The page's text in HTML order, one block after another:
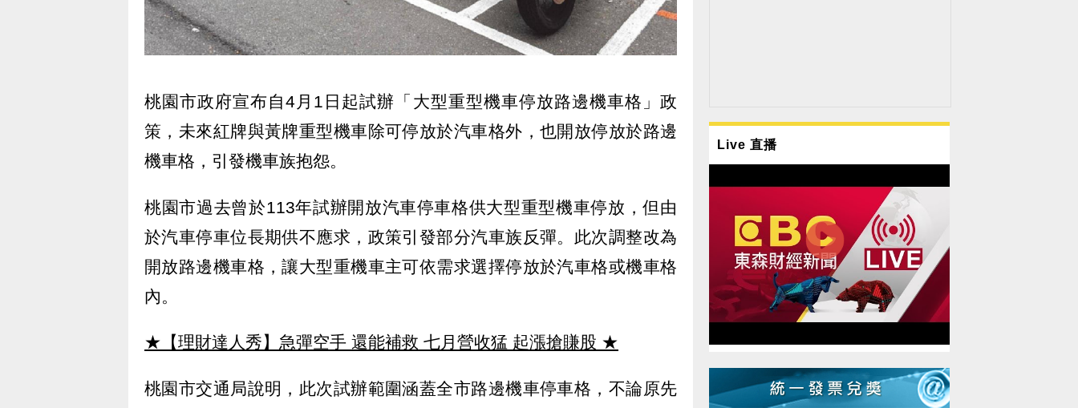
桃園市政府宣布自4月1日起試辦「大型重型機車停放路邊機車格」政
策，未來紅牌與黃牌重型機車除可停放於汽車格外，也開放停放於路邊
機車格，引發機車族抱怨。
桃園市過去曾於113年試辦開放汽車停車格供大型重型機車停放，但由
於汽車停車位長期供不應求，政策引發部分汽車族反彈。此次調整改為
開放路邊機車格，讓大型重機車主可依需求選擇停放於汽車格或機車格
內。
★【理財達人秀】急彈空手 還能補救 七月營收猛 起漲搶賺股 ★
桃園市交通局說明，此次試辦範圍涵蓋全市路邊機車停車格，不論原先
Live 直播